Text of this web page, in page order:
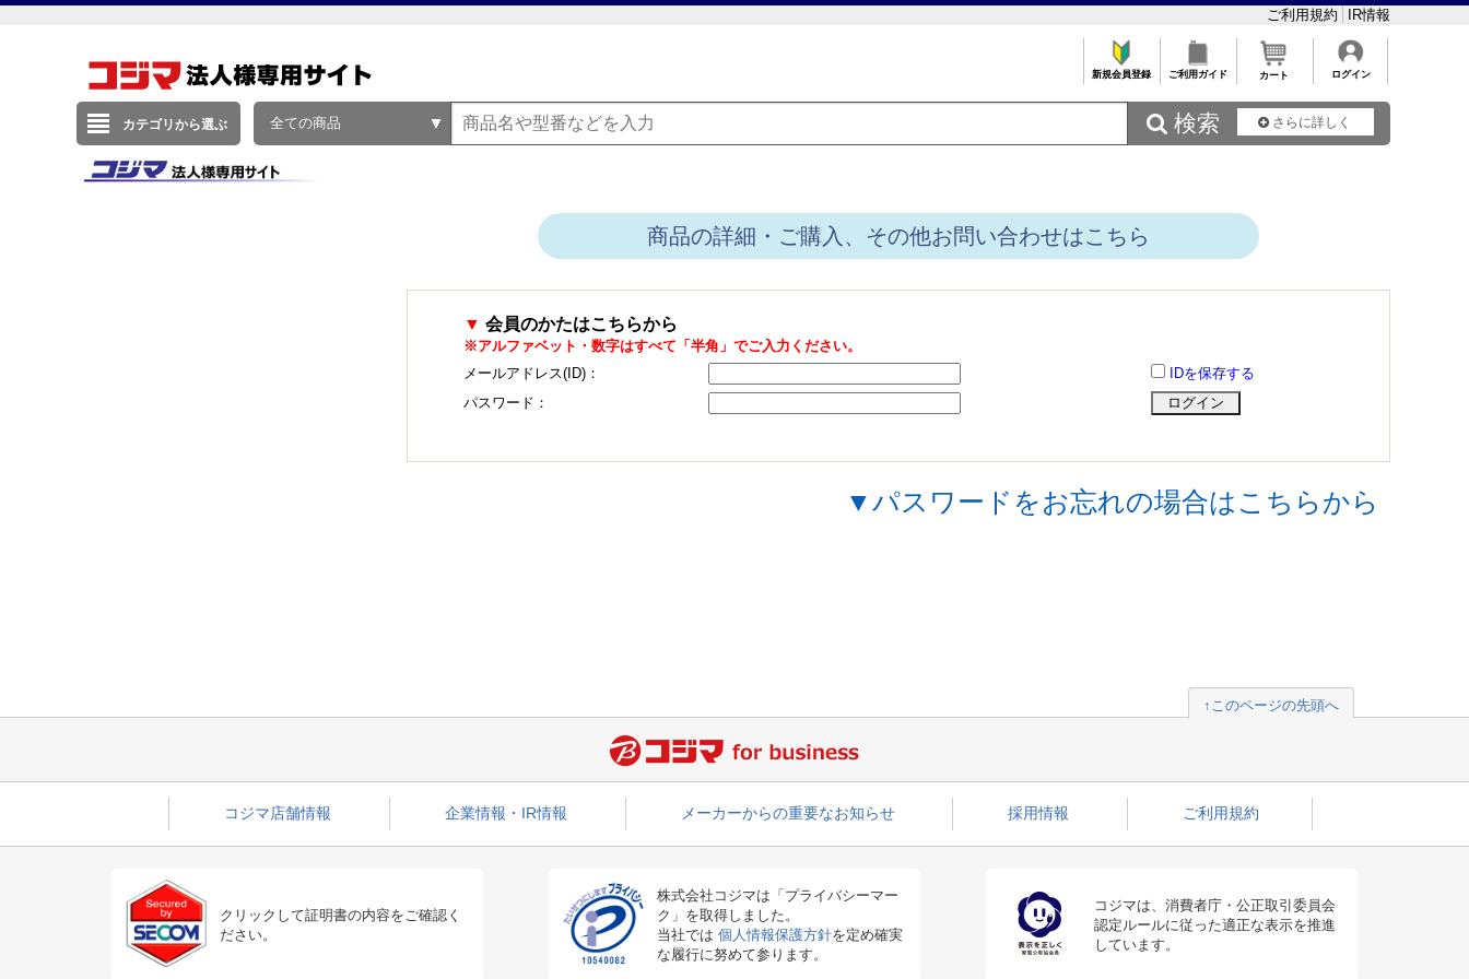
ご利用規約 IR情報
新規会員登録 ご利用ガイド カート ログイン
カテゴリから選ぶ 全ての商品  検索 さらに詳しく
商品の詳細・ご購入、その他お問い合わせはこちら
▼ 会員のかたはこちらから
※アルファベット・数字はすべて「半角」でご入力ください。
メールアドレス(ID)：
IDを保存する
パスワード：
▼パスワードをお忘れの場合はこちらから
↑このページの先頭へ
コジマ店舗情報 企業情報・IR情報 メーカーからの重要なお知らせ 採用情報 ご利用規約
クリックして証明書の内容をご確認く
ださい。
株式会社コジマは「プライバシーマー
ク」を取得しました。
当社では 個人情報保護方針を定め確実
な履行に努めて参ります。
コジマは、消費者庁・公正取引委員会
認定ルールに従った適正な表示を推進
しています。